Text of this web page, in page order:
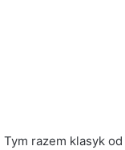
Tym razem klasyk od